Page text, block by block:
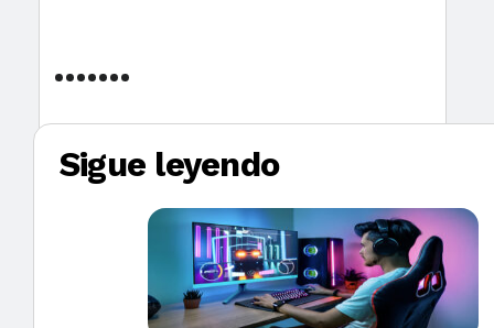
Sigue leyendo